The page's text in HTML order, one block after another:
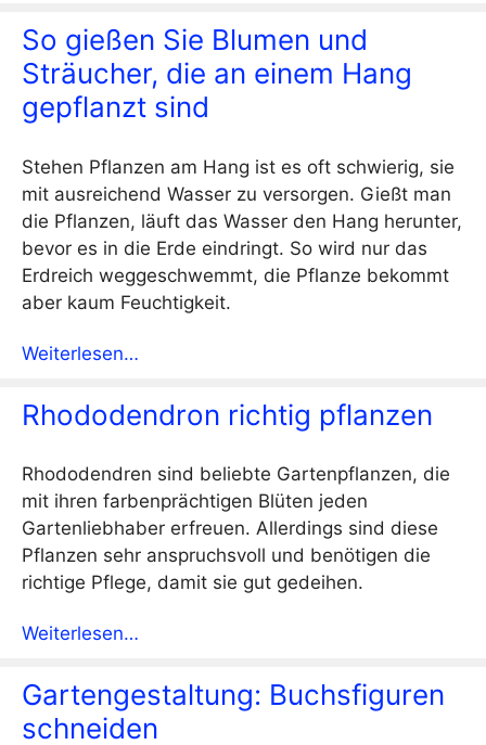
So gießen Sie Blumen und
Sträucher, die an einem Hang
gepflanzt sind
Stehen Pflanzen am Hang ist es oft schwierig, sie
mit ausreichend Wasser zu versorgen. Gießt man
die Pflanzen, läuft das Wasser den Hang herunter,
bevor es in die Erde eindringt. So wird nur das
Erdreich weggeschwemmt, die Pflanze bekommt
aber kaum Feuchtigkeit.
Weiterlesen…
Rhododendron richtig pflanzen
Rhododendren sind beliebte Gartenpflanzen, die
mit ihren farbenprächtigen Blüten jeden
Gartenliebhaber erfreuen. Allerdings sind diese
Pflanzen sehr anspruchsvoll und benötigen die
richtige Pflege, damit sie gut gedeihen.
Weiterlesen…
Gartengestaltung: Buchsfiguren
schneiden